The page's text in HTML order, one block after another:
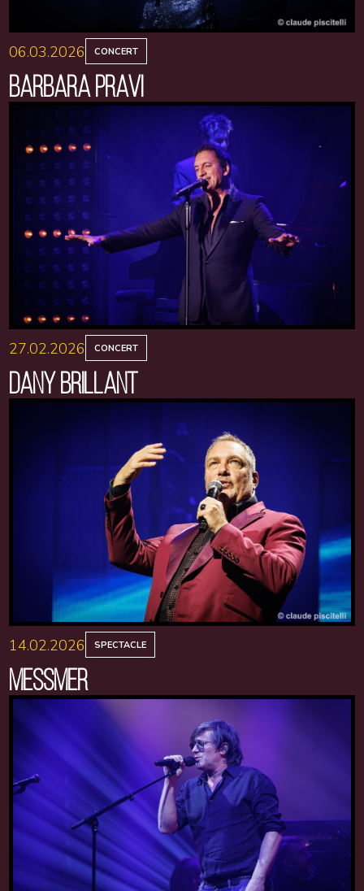
06.03.2026 CONCERT
BARBARA PRAVI
27.02.2026 CONCERT
DANY BRILLANT
14.02.2026 SPECTACLE
MESSMER